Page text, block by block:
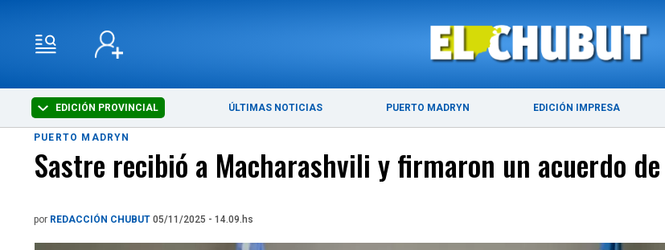
EDICIÓN PROVINCIAL ÚLTIMAS NOTICIAS PUERTO MADRYN EDICIÓN IMPRESA
ÚLTIMAS NOTICIAS
PUERTO MADRYN
Sastre recibió a Macharashvili y firmaron un acuerdo
por REDACCIÓN CHUBUT 05/11/2025 - 14.09.hs